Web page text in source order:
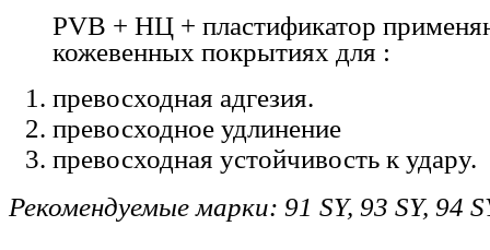
PVB + НЦ + пластификатор
кожевенных покрытиях для :
превосходная адгезия.
превосходное удлинение
превосходная устойчивость к удару.
Рекомендуемые марки: 91 SY, 93 SY, 94